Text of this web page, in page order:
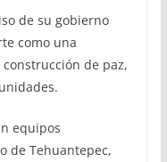
de su gobierno
como una
de paz,
equipos
de Tehuantepec,